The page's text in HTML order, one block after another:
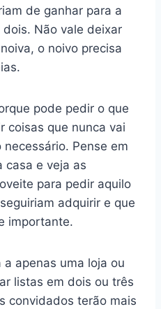
de ganhar para a
Não vale deixar
o noivo precisa
pode pedir o que
coisas que nunca vai
Pense em
casa e veja as
para pedir aquilo
adquirir e que
importante.
apenas uma loja ou
listas em dois ou três
convidados terão mais